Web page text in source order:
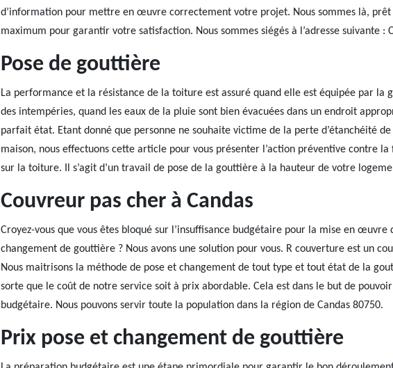
d’information pour mettre en œuvre correctement votre projet. Nous sommes là,
maximum pour garantir votre satisfaction. Nous sommes siégés à l’adresse suivante :
Pose de gouttière
La performance et la résistance de la toiture est assuré quand elle est équipée par la
des intempéries, quand les eaux de la pluie sont bien évacuées dans un endroit
parfait état. Etant donné que personne ne souhaite victime de la perte d’étanchéité
maison, nous effectuons cette article pour vous présenter l’action préventive contre la
sur la toiture. Il s’agit d’un travail de pose de la gouttière à la hauteur de votre
Couvreur pas cher à Candas
Croyez-vous que vous êtes bloqué sur l’insuffisance budgétaire pour la mise en
changement de gouttière ? Nous avons une solution pour vous. R couverture est un
Nous maitrisons la méthode de pose et changement de tout type et tout état de la
sorte que le coût de notre service soit à prix abordable. Cela est dans le but de
budgétaire. Nous pouvons servir toute la population dans la région de Candas 80750.
Prix pose et changement de gouttière